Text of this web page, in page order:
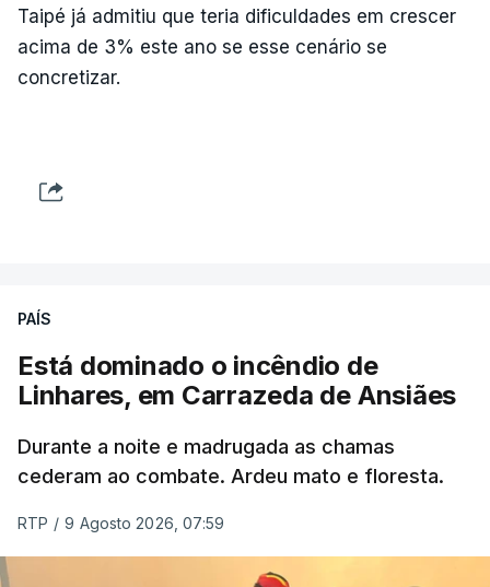
Taipé já admitiu que teria dificuldades em crescer
acima de 3% este ano se esse cenário se
concretizar.
PAÍS
Está dominado o incêndio de
Linhares, em Carrazeda de Ansiães
Durante a noite e madrugada as chamas
cederam ao combate. Ardeu mato e floresta.
RTP / 9 Agosto 2026, 07:59